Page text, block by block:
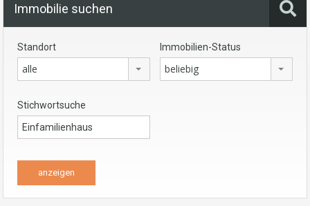
Immobilie suchen
Standort
alle
Immobilien-Status
beliebig
Stichwortsuche